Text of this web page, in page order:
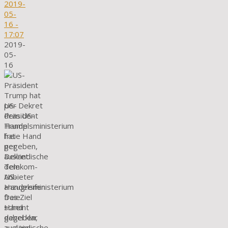
2019-
05-
16 -
17:07
2019-
05-
16
US-
Präsident
Trump
hat
per
Dekret
dem
US-
Handelsministerium
freie
Hand
gegeben,